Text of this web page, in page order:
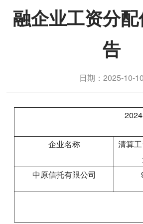
融企业工资分
告
日期：2025-10-10
企业名称
清算
中原信托有限公司